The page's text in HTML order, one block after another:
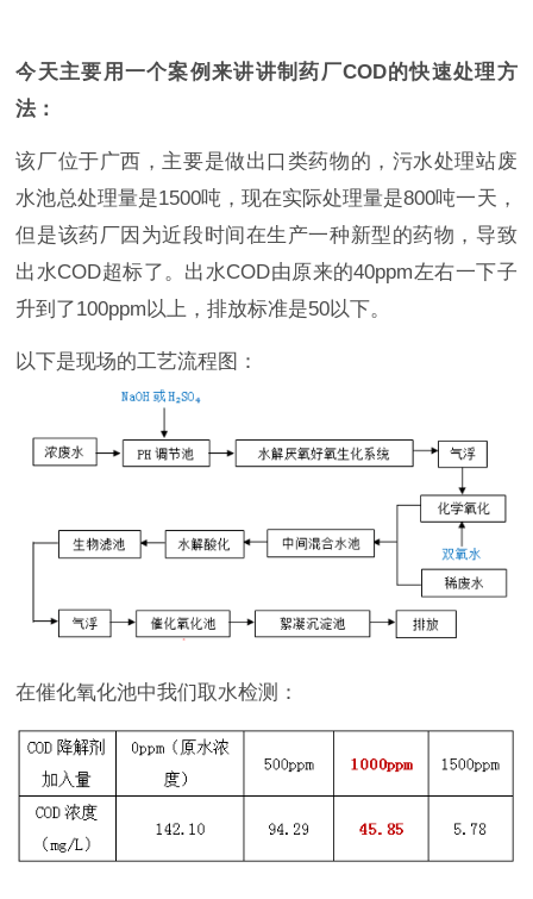
今天主要用一个案例来讲讲制药厂COD的快速处理方
法：
该厂位于广西，主要是做出口类药物的，污水处理站废
水池总处理量是1500吨，现在实际处理量是800吨一天，
但是该药厂因为近段时间在生产一种新型的药物，导致
出水COD超标了。出水COD由原来的40ppm左右一下子
升到了100ppm以上，排放标准是50以下。
以下是现场的工艺流程图：
在催化氧化池中我们取水检测：